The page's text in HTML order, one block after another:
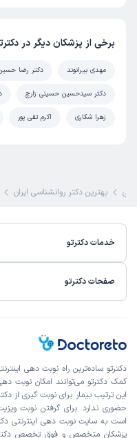
برخی از پزشکان دیگر در
مهدی بیرانوند دکتر رضا
دکتر سیدحسین حسینی زارچ
زهرا شکاری اکرم تقی پور
بهترین دکتر روانشناسی ایران
خدمات دکترتو
صفحات دکترتو
دکترتو ساده‌ترین راه نوبت‌ دهی
کمک دکترتو می‌توانند امکان نوبت
این ترتیب بیمار برای نوبت گیری از
حضوری ندارد. برای گرفتن نوبت
است به سایت نوبت دهی اینترنتی
پزشکان متخصص و فوق تخصص